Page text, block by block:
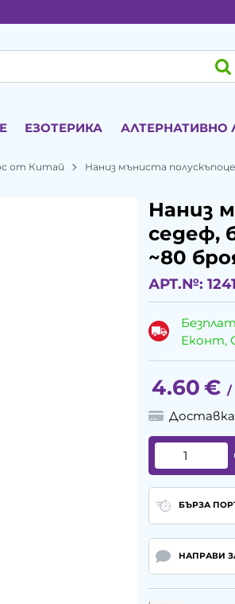
ЕЗОТЕРИКА АЛТЕРНАТИВНО
от Китай Наниз мъниста
Наниз
седеф,
~80
АРТ.№:
Еконт,
4.60€ /
БЪРЗА
НАПРАВИ